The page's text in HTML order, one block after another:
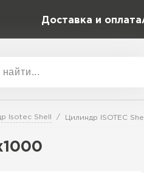
Доставка и оплата
Isotec Shell Цилиндр ISOTEC